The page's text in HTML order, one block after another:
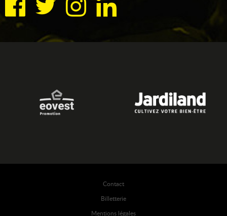
Contact
Billetterie
Mentions légales